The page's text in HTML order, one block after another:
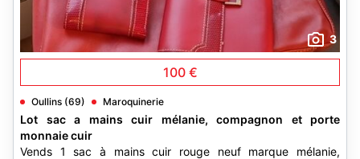
3
100 €
Oullins (69) Maroquinerie
Lot sac a mains cuir mélanie, compagnon et porte
monnaie cuir
Vends 1 sac à mains cuir rouge neuf marque mélanie,